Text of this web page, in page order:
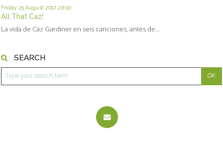
Friday 25 August 2017 21h10
All That Caz!
La vida de Caz Gardiner en seis canciones, antes de...
SEARCH